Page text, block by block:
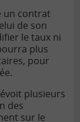
un contrat
de son
le taux ni
plus
pour
plusieurs
des
sur le